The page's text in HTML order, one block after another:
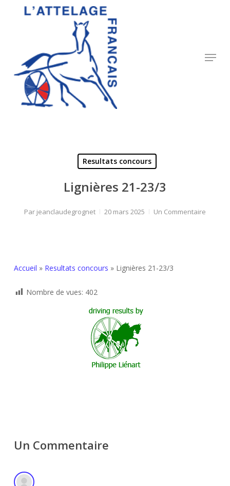
Menu
Resultats concours
Lignières 21-23/3
Par jeanclaudegrognet 20 mars 2025 Un Commentaire
Accueil » Resultats concours » Lignières 21-23/3
Nombre de vues: 402
Un Commentaire